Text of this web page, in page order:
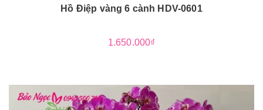
Hồ Điệp vàng 6 cành HDV-0601
1.650.000₫